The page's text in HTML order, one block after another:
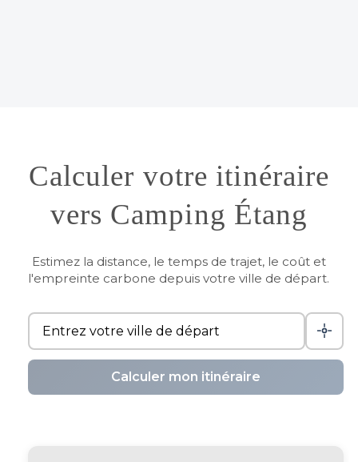
Calculer votre itinéraire
vers Camping Étang
Estimez la distance, le temps de trajet, le coût et
l'empreinte carbone depuis votre ville de départ.
Calculer mon itinéraire